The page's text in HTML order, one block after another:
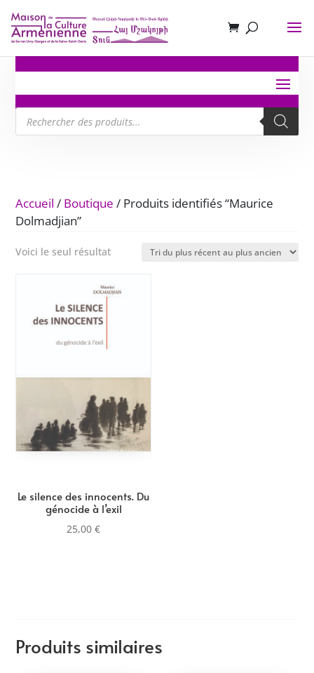
Recherche
de
produits
Accueil / Boutique / Produits identifiés “Maurice
Dolmadjian”
Voici le seul résultat
Le silence des innocents. Du
génocide à l’exil
25,00€
Produits similaires